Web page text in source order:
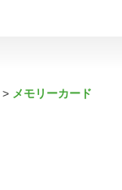
メモリーカード